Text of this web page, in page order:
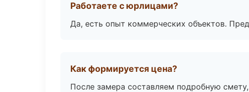
Работаете с юрлицами?
Да, есть опыт коммерческих объектов.
Как формируется цена?
После замера составляем подробную